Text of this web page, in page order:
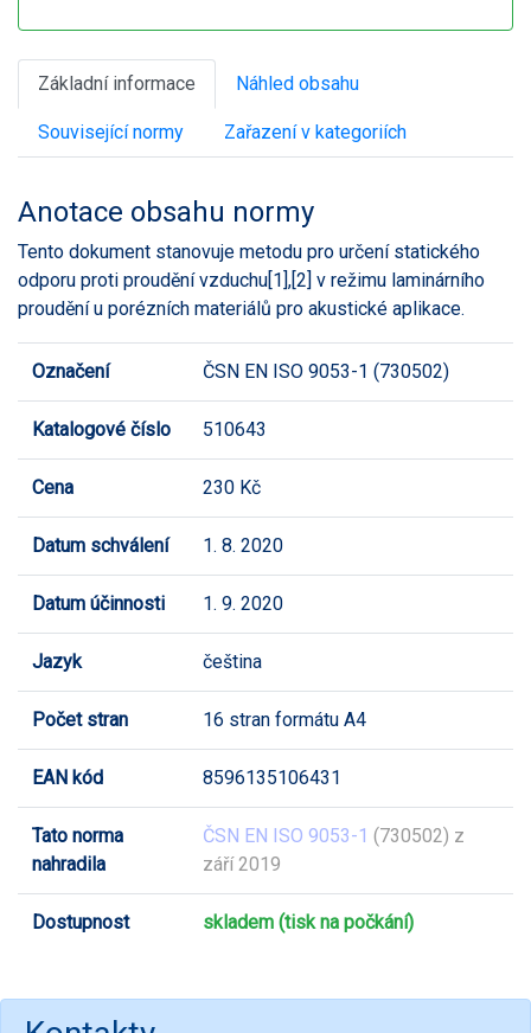
Základní informace Náhled obsahu
Související normy Zařazení v kategoriích
Anotace obsahu normy
Tento dokument stanovuje metodu pro určení statického
odporu proti proudění vzduchu[1],[2] v režimu laminárního
proudění u porézních materiálů pro akustické aplikace.
Označení ČSN EN ISO 9053-1 (730502)
Katalogové číslo 510643
Cena 230 Kč
Datum schválení 1. 8. 2020
Datum účinnosti 1. 9. 2020
Jazyk čeština
Počet stran 16 stran formátu A4
EAN kód 8596135106431
Tato norma
nahradila
ČSN EN ISO 9053-1 (730502) z
září 2019
Dostupnost skladem (tisk na počkání)